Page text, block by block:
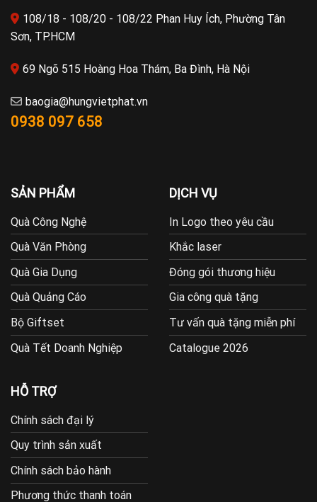
108/18 - 108/20 - 108/22 Phan Huy Ích, Phường Tân
Sơn, TP.HCM
69 Ngõ 515 Hoàng Hoa Thám, Ba Đình, Hà Nội
baogia@hungvietphat.vn
0938 097 658
SẢN PHẨM
Quà Công Nghệ
Quà Văn Phòng
Quà Gia Dụng
Quà Quảng Cáo
Bộ Giftset
Quà Tết Doanh Nghiệp
DỊCH VỤ
In Logo theo yêu cầu
Khắc laser
Đóng gói thương hiệu
Gia công quà tặng
Tư vấn quà tặng miễn phí
Catalogue 2026
HỖ TRỢ
Chính sách đại lý
Quy trình sản xuất
Chính sách bảo hành
Phương thức thanh toán